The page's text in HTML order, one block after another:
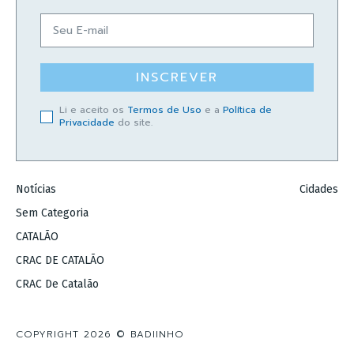
INSCREVER
Li e aceito os Termos de Uso e a Política de
Privacidade do site.
Notícias
Sem Categoria
CATALÃO
CRAC DE CATALÃO
CRAC De Catalão
Cidades
COPYRIGHT 2026 © BADIINHO